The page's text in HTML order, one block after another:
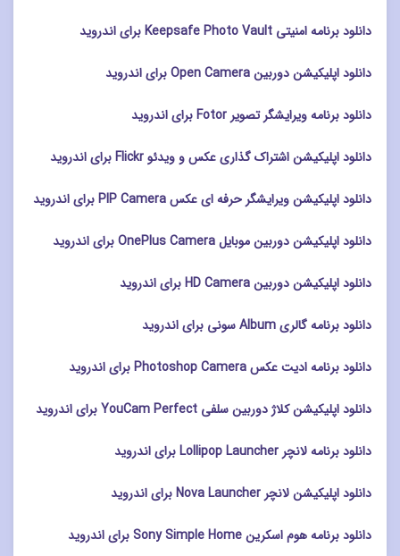
دانلود برنامه امنیتی Keepsafe Photo Vault برای اندروید
دانلود اپلیکیشن دوربین Open Camera برای اندروید
دانلود برنامه ویرایشگر تصویر Fotor برای اندروید
دانلود اپلیکیشن اشتراک گذاری عکس و ویدئو Flickr برای اندروید
دانلود اپلیکیشن ویرایشگر حرفه ای عکس PIP Camera برای اندروید
دانلود اپلیکیشن دوربین موبایل OnePlus Camera برای اندروید
دانلود اپلیکیشن دوربین HD Camera برای اندروید
دانلود برنامه گالری Album سونی برای اندروید
دانلود برنامه ادیت عکس Photoshop Camera برای اندروید
دانلود اپلیکیشن کلاژ دوربین سلفی YouCam Perfect برای اندروید
دانلود برنامه لانچر Lollipop Launcher برای اندروید
دانلود اپلیکیشن لانچر Nova Launcher برای اندروید
دانلود برنامه هوم اسکرین Sony Simple Home برای اندروید